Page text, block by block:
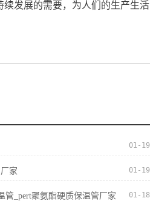
发展的需要，为人们的生产生活
01-19
家 01-19
_pert聚氨酯硬质保温管厂家 01-18